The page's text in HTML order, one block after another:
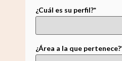
¿Cuál es su perfil?*
¿Área a la que